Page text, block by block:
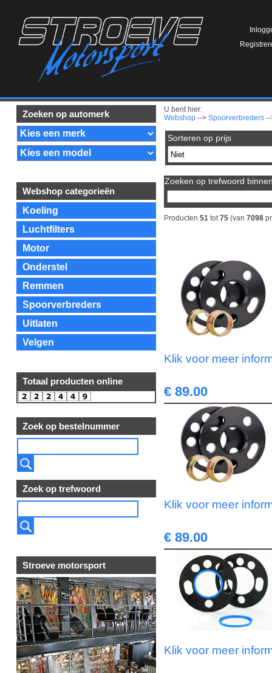
Zoeken op automerk
Webshop categorieën
Koeling
Luchtfilters
Motor
Onderstel
Remmen
Spoorverbreders
Uitlaten
Velgen
Totaal producten online
Zoek op bestelnummer
Zoek op trefwoord
Stroeve motorsport
U bent hier:
Webshop --> Spoorverbreders
Sorteren op prijs
Zoeken op trefwoord
Producten 51 tot 75 (van 7098
Klik voor meer
€ 89.00
Klik voor meer
€ 89.00
Klik voor meer